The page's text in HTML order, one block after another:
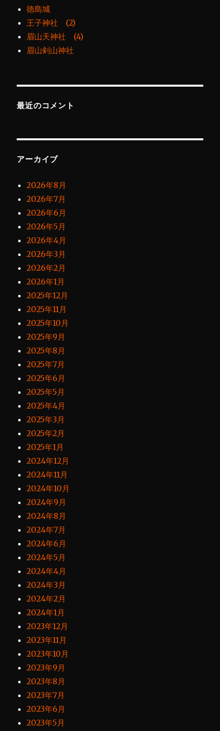
徳島城
王子神社 (2)
眉山天神社 (4)
眉山剣山神社
最近のコメント
アーカイブ
2026年8月
2026年7月
2026年6月
2026年5月
2026年4月
2026年3月
2026年2月
2026年1月
2025年12月
2025年11月
2025年10月
2025年9月
2025年8月
2025年7月
2025年6月
2025年5月
2025年4月
2025年3月
2025年2月
2025年1月
2024年12月
2024年11月
2024年10月
2024年9月
2024年8月
2024年7月
2024年6月
2024年5月
2024年4月
2024年3月
2024年2月
2024年1月
2023年12月
2023年11月
2023年10月
2023年9月
2023年8月
2023年7月
2023年6月
2023年5月